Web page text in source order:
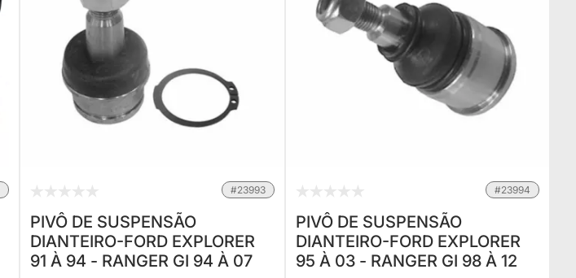
#23993
PIVÔ DE SUSPENSÃO
DIANTEIRO-FORD EXPLORER
91 À 94 - RANGER GI 94 À 07
#23994
PIVÔ DE SUSPENSÃO
DIANTEIRO-FORD EXPLORER
95 À 03 - RANGER GI 98 À 12